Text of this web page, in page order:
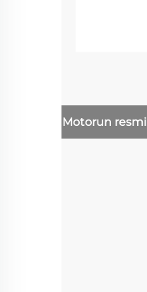
Motorun resmi